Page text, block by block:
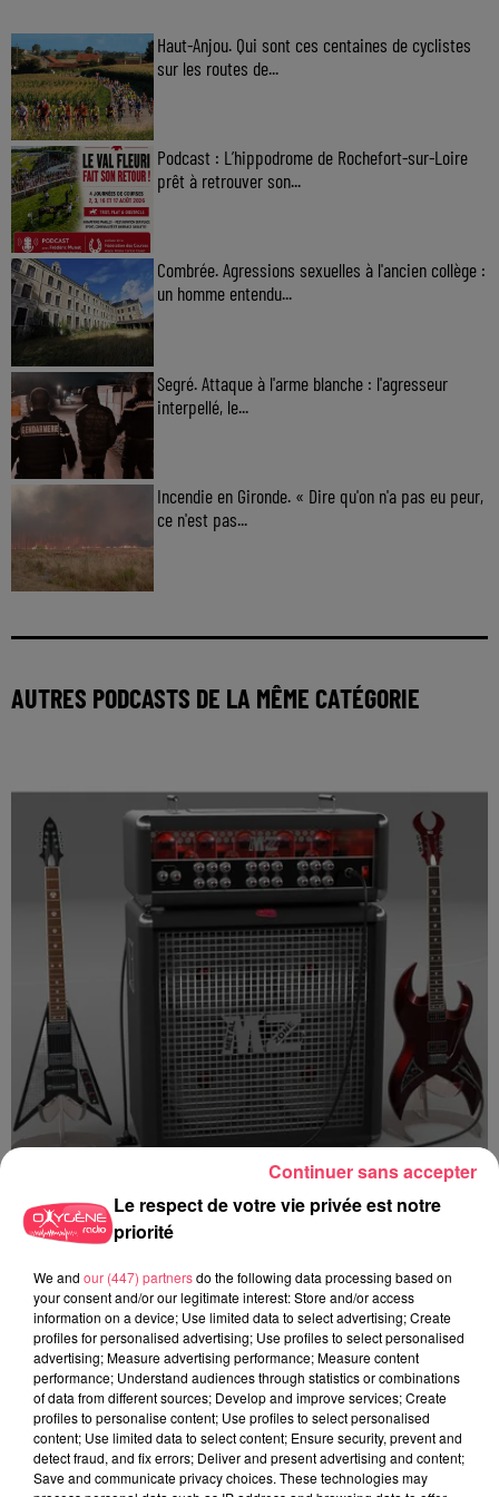
Haut-Anjou. Qui sont ces centaines de cyclistes
sur les routes de...
Podcast : L’hippodrome de Rochefort-sur-Loire
prêt à retrouver son...
Combrée. Agressions sexuelles à l'ancien collège :
un homme entendu...
Segré. Attaque à l'arme blanche : l'agresseur
interpellé, le...
Incendie en Gironde. « Dire qu'on n'a pas eu peur,
ce n'est pas...
AUTRES PODCASTS DE LA MÊME CATÉGORIE
Emission METAL ZONE N° 945 Spéciale REDSTONE du 19 Janvier
2025 Part 1
Le respect de votre vie privée est notre
priorité
We and our (447) partnersdo the following data processing based on
your consent and/or our legitimate interest: Store and/or access
information on a device; Use limited data to select advertising; Create
profiles for personalised advertising; Use profiles to select personalised
advertising; Measure advertising performance; Measure content
performance; Understand audiences through statistics or combinations
of data from different sources; Develop and improve services; Create
profiles to personalise content; Use profiles to select personalised
content; Use limited data to select content; Ensure security, prevent and
detect fraud, and fix errors; Deliver and present advertising and content;
Save and communicate privacy choices. These technologies may
Continuer sans accepter